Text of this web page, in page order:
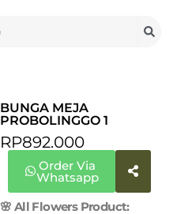
BUNGA MEJA
PROBOLINGGO 1
RP892.000
Order Via
Whatsapp
🌸 All Flowers Product: